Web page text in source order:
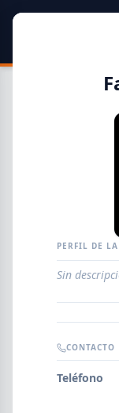
Guía de
EMPRESAS
PERFIL DE
Sin
CONTACTO
Teléfono